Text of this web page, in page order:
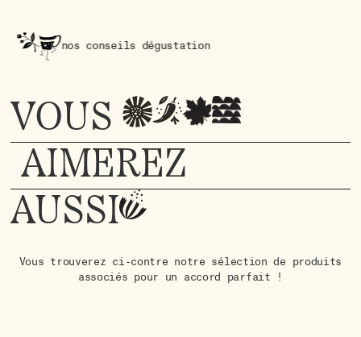
conseils dégustation
VOUS
AIMEREZ
AUSSI
Vous trouverez ci-contre notre sélection de produits
associés pour un accord parfait !